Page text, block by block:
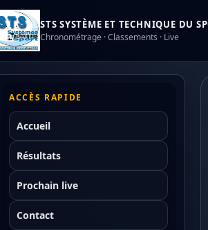
STS SYSTÈME ET TECHNIQUE DU
Chronométrage · Classements · Live
ACCÈS RAPIDE
Accueil
Résultats
Prochain live
Contact